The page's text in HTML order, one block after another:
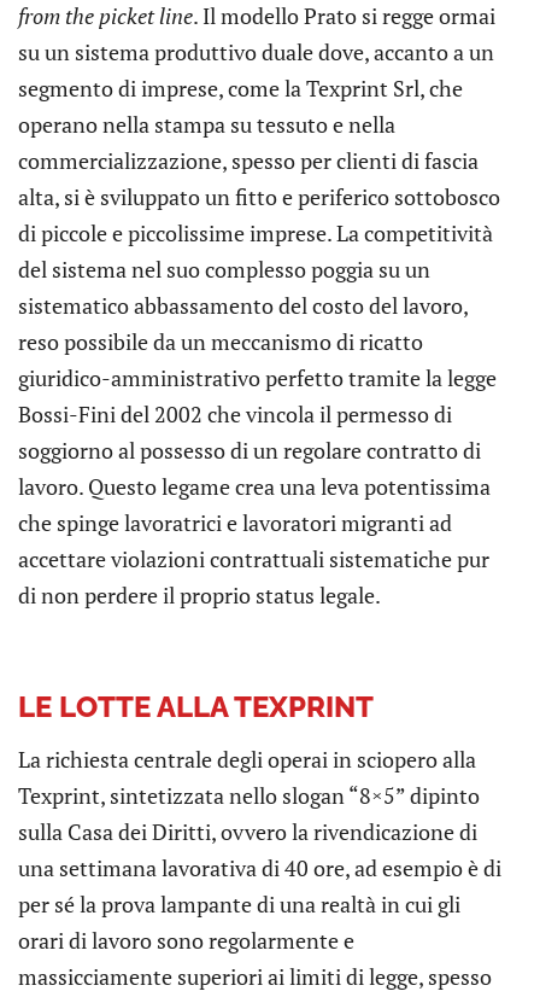
from the picket line. Il modello Prato si regge ormai
su un sistema produttivo duale dove, accanto a un
segmento di imprese, come la Texprint Srl, che
operano nella stampa su tessuto e nella
commercializzazione, spesso per clienti di fascia
alta, si è sviluppato un fitto e periferico sottobosco
di piccole e piccolissime imprese. La competitività
del sistema nel suo complesso poggia su un
sistematico abbassamento del costo del lavoro,
reso possibile da un meccanismo di ricatto
giuridico-amministrativo perfetto tramite la legge
Bossi-Fini del 2002 che vincola il permesso di
soggiorno al possesso di un regolare contratto di
lavoro. Questo legame crea una leva potentissima
che spinge lavoratrici e lavoratori migranti ad
accettare violazioni contrattuali sistematiche pur
di non perdere il proprio status legale.
LE LOTTE ALLA TEXPRINT
La richiesta centrale degli operai in sciopero alla
Texprint, sintetizzata nello slogan “8×5” dipinto
sulla Casa dei Diritti, ovvero la rivendicazione di
una settimana lavorativa di 40 ore, ad esempio è di
per sé la prova lampante di una realtà in cui gli
orari di lavoro sono regolarmente e
massicciamente superiori ai limiti di legge, spesso